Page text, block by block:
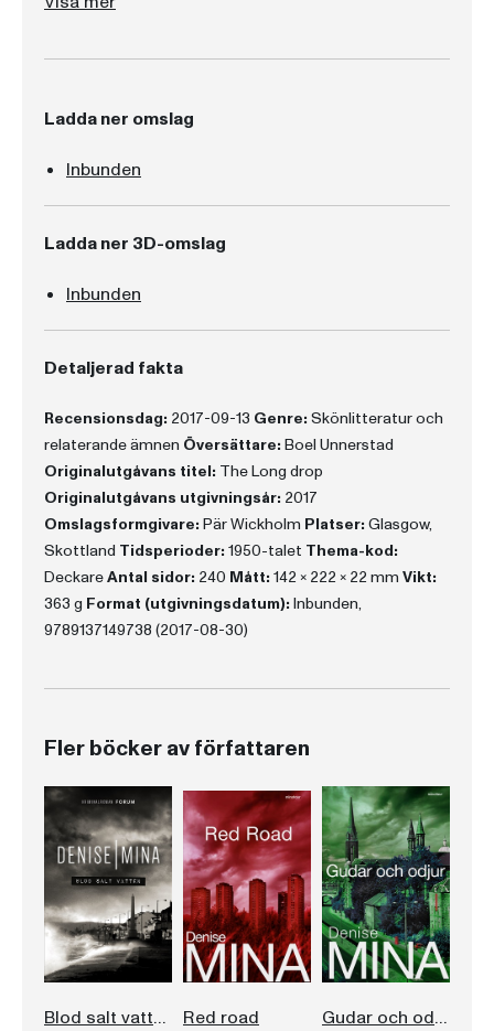
Ladda ner omslag
Inbunden
Ladda ner 3D-omslag
Inbunden
Detaljerad fakta
Recensionsdag: 2017-09-13 Genre: Skönlitteratur och
relaterande ämnen Översättare: Boel Unnerstad
Originalutgåvans titel: The Long drop
Originalutgåvans utgivningsår: 2017
Omslagsformgivare: Pär Wickholm Platser: Glasgow,
Skottland Tidsperioder: 1950-talet Thema-kod:
DeckareAntal sidor: 240 Mått: 142 x 222 x 22 mm Vikt:
363 g Format (utgivningsdatum): Inbunden,
9789137149738 (2017-08-30)
Fler böcker av författaren
Blod salt vatten Red road Gudar och odjur